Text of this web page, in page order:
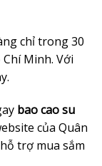
chỉ trong 30
Minh. Với
bao cao su
của Quân
trợ mua sắm